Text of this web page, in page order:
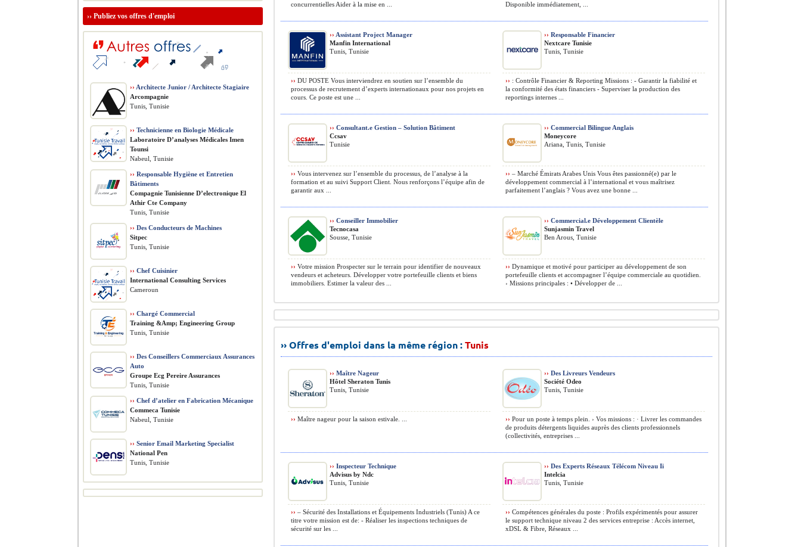
concurrentielles Aider à la mise en ...
Disponible immédiatement, ...
›› Assistant Project Manager
Manfin International
Tunis, Tunisie
›› DU POSTE Vous interviendrez en soutien sur l’ensemble du
processus de recrutement d’experts internationaux pour nos projets en
cours. Ce poste est une ...
›› Responsable Financier
Nextcare Tunisie
Tunis, Tunisie
›› : Contrôle Financier & Reporting Missions : - Garantir la fiabilité et
la conformité des états financiers - Superviser la production des
reportings internes ...
›› Consultant.e Gestion – Solution Bâtiment
Ccsav
Tunisie
›› Vous intervenez sur l’ensemble du processus, de l’analyse à la
formation et au suivi Support Client. Nous renforçons l’équipe afin de
garantir aux ...
›› Commercial Bilingue Anglais
Moneycore
Ariana, Tunis, Tunisie
›› – Marché Émirats Arabes Unis Vous êtes passionné(e) par le
développement commercial à l’international et vous maîtrisez
parfaitement l’anglais ? Vous avez une bonne ...
›› Conseiller Immobilier
Tecnocasa
Sousse, Tunisie
›› Votre mission Prospecter sur le terrain pour identifier de nouveaux
vendeurs et acheteurs. Développer votre portefeuille clients et biens
immobiliers. Estimer la valeur des ...
›› Commercial.e Développement Clientèle
Sunjasmin Travel
Ben Arous, Tunisie
›› Dynamique et motivé pour participer au développement de son
portefeuille clients et accompagner l’équipe commerciale au quotidien.
› Missions principales : • Développer de ...
›› Offres d'emploi dans la même région :Tunis
›› Maître Nageur
Hôtel Sheraton Tunis
Tunis, Tunisie
›› Maître nageur pour la saison estivale. ...
›› Des Livreurs Vendeurs
Société Odeo
Tunis, Tunisie
›› Pour un poste à temps plein. › Vos missions : · Livrer les commandes
de produits détergents liquides auprès des clients professionnels
(collectivités, entreprises ...
›› Inspecteur Technique
Advisus by Ndc
Tunis, Tunisie
›› – Sécurité des Installations et Équipements Industriels (Tunis) A ce
titre votre mission est de: - Réaliser les inspections techniques de
sécurité sur les ...
›› Des Experts Réseaux Télécom Niveau Ii
Intelcia
Tunis, Tunisie
›› Compétences générales du poste : Profils expérimentés pour assurer
le support technique niveau 2 des services entreprise : Accès internet,
xDSL & Fibre, Réseaux ...
›› Publiez vos offres d'emploi
›› Architecte Junior / Architecte Stagiaire
Arcompagnie
Tunis, Tunisie
›› Technicienne en Biologie Médicale
Laboratoire D’analyses Médicales Imen
Tounsi
Nabeul, Tunisie
›› Responsable Hygiène et Entretien
Bâtiments
Compagnie Tunisienne D’electronique El
Athir Cte Company
Tunis, Tunisie
›› Des Conducteurs de Machines
Sitpec
Tunis, Tunisie
›› Chef Cuisinier
International Consulting Services
Cameroun
›› Chargé Commercial
Training &Amp; Engineering Group
Tunis, Tunisie
›› Des Conseillers Commerciaux Assurances
Auto
Groupe Ecg Pereire Assurances
Tunis, Tunisie
›› Chef d’atelier en Fabrication Mécanique
Commeca Tunisie
Nabeul, Tunisie
›› Senior Email Marketing Specialist
National Pen
Tunis, Tunisie